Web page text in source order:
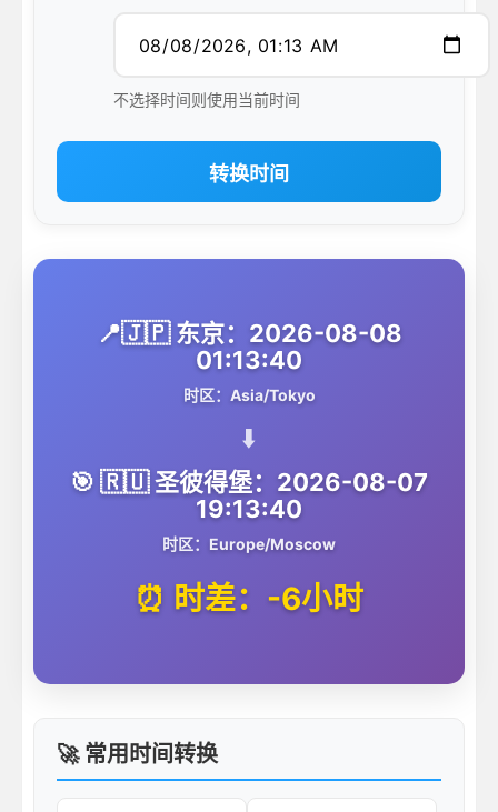
不选择时间则使用当前时间
转换时间
📍🇯🇵 东京：2026-08-08
01:13:40
时区：Asia/Tokyo
⬇️
🎯 🇷🇺 圣彼得堡：2026-08-07
19:13:40
时区：Europe/Moscow
⏰ 时差：-6小时
🚀 常用时间转换